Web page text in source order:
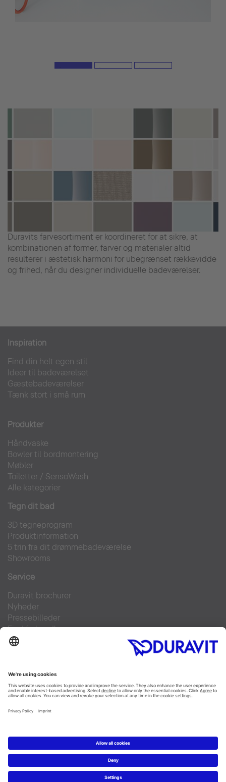
Duravits farvesortiment er koordineret for at sikre, at
kombinationen af former, farver og materialer altid
resulterer i æstetisk harmoni for ubegrænset rækkevidde
og frihed, når du designer individuelle badeværelser.
Inspiration
Find din helt egen stil
Ideer til badeværelset
Gæstebadeværelser
Tænk stort i små rum
Produkter
Håndvaske
Bowler til bordmontering
Møbler
Toiletter / SensoWash
Alle kategorier
Tegn dit bad
3D tegneprogram
Produktinformation
5 trin fra dit drømmebadeværelse
Showrooms
Service
Duravit brochurer
Nyheder
Pressebilleder
Find forhandler
Kontakt
Facebook
Instagram
Pinterest
Copyright © 2026 Duravit AG
Impressum|Databeskyttelseserklæring|Cookie settings